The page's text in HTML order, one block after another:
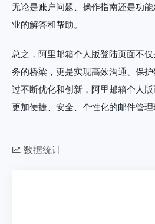
无论是账户问题、操作指南还是功
业的解答和帮助。
总之，阿里邮箱个人版登陆页面不
务的桥梁，更是实现高效沟通、保
过不断优化和创新，阿里邮箱个人
更加便捷、安全、个性化的邮件管理
数据统计